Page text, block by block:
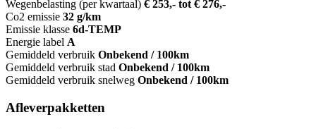
Wegenbelasting (per kwartaal) € 253,- tot € 276,-
Co2 emissie 32 g/km
Emissie klasse 6d-TEMP
Energie label A
Gemiddeld verbruik Onbekend / 100km
Gemiddeld verbruik stad Onbekend / 100km
Gemiddeld verbruik snelweg Onbekend / 100km
Afleverpakketten